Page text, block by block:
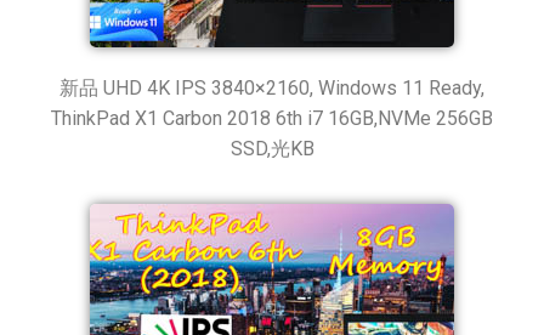
新品 UHD 4K IPS 3840×2160, Windows 11 Ready,
ThinkPad X1 Carbon 2018 6th i7 16GB,NVMe 256GB
SSD,光KB